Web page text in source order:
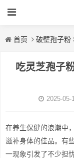
首页 破壁孢子粉
吃灵芝孢子
2025-05-
在养生保健的浪潮中
滋补身体的佳品。有
一现象引发了不少担